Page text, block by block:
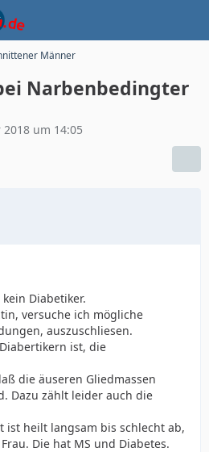
Männer
Narbenbedingter
2018 um 14:05
Diabetiker.
versuche ich mögliche
auszuschliesen.
ist, die
die äuseren Gliedmassen
Dazu zählt leider auch die
ist heilt langsam bis schlecht ab,
Die hat MS und Diabetes.